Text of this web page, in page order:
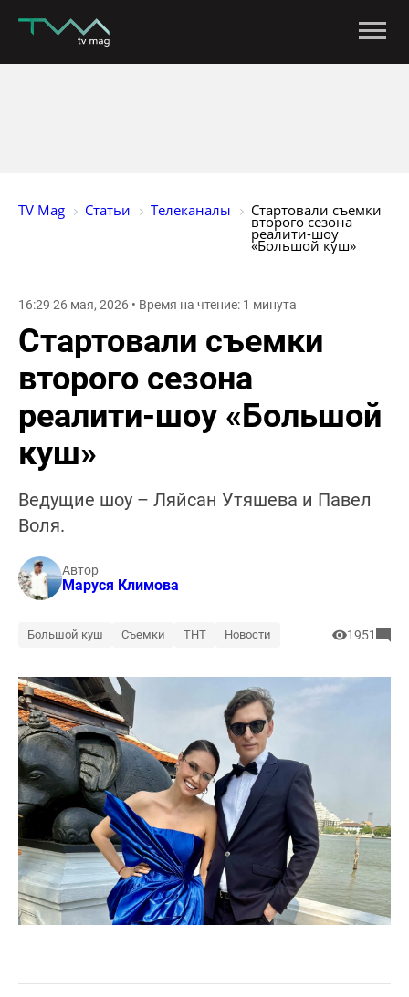
TV Mag Статьи Телеканалы Стартовали съемки
второго сезона
реалити-шоу
«Большой куш»
16:29 26 мая, 2026 • Время на чтение: 1 минута
Стартовали съемки
второго сезона
реалити-шоу «Большой
куш»
Ведущие шоу – Ляйсан Утяшева и Павел
Воля.
Автор
Маруся Климова
Большой куш Съемки ТНТ Новости 1951